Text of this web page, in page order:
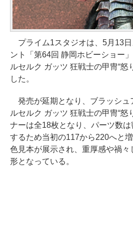
プライム1スタジオは、5月13
ント「第64回 静岡ホビーショー
ルセルク ガッツ 狂戦士の甲冑“怒
した。
発売が延期となり、ブラッシュ
ルセルク ガッツ 狂戦士の甲冑“怒
ナーは全18枚となり、パーツ数
するため当初の117から220へと
色見本が展示され、重厚感や禍々
形となっている。